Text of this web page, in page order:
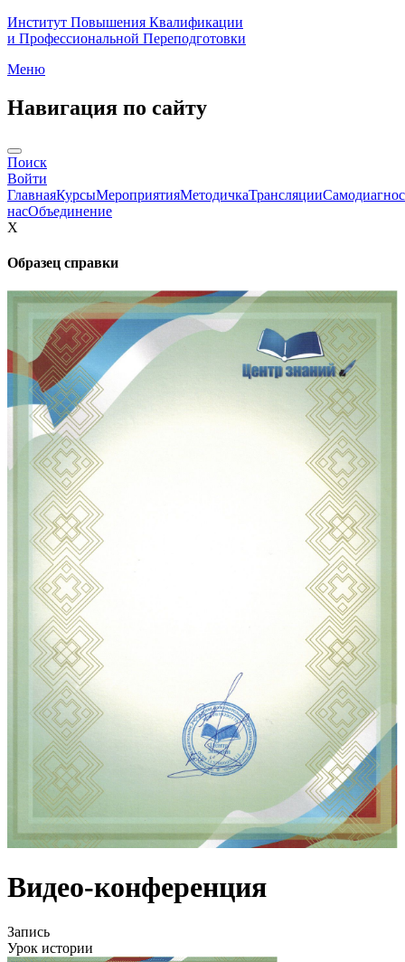
Институт Повышения Квалификации
и Профессиональной Переподготовки
Меню
Навигация по сайту
Поиск
Войти
ГлавнаяКурсыМероприятияМетодичкаТрансляции
насОбъединение
X
Образец справки
Видео-конференция
Запись
Урок истории